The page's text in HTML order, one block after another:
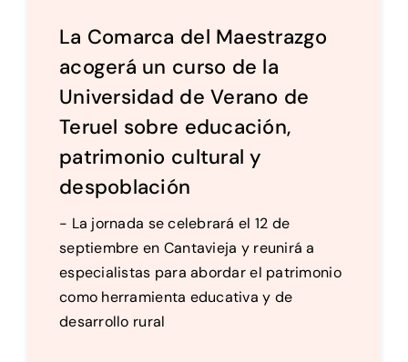
La Comarca del Maestrazgo
acogerá un curso de la
Universidad de Verano de
Teruel sobre educación,
patrimonio cultural y
despoblación
- La jornada se celebrará el 12 de
septiembre en Cantavieja y reunirá a
especialistas para abordar el patrimonio
como herramienta educativa y de
desarrollo rural